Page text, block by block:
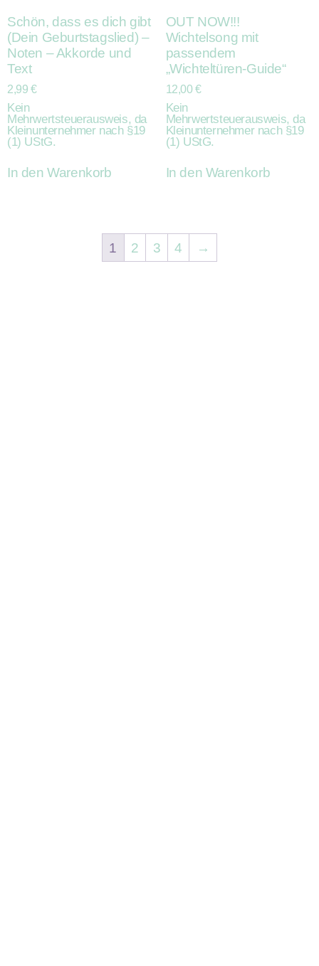
Schön, dass es dich gibt
(Dein Geburtstagslied) –
Noten – Akkorde und
Text
2,99 €
Kein
Mehrwertsteuerausweis, da
Kleinunternehmer nach §19
(1) UStG.
In den Warenkorb
OUT NOW!!!
Wichtelsong mit
passendem
„Wichteltüren-Guide“
12,00€
Kein
Mehrwertsteuerausweis, da
Kleinunternehmer nach §19
(1) UStG.
In den Warenkorb
1 2 3 4 →